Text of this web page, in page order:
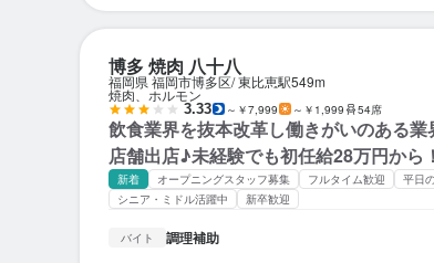
博多 焼肉 八十八
福岡県 福岡市博多区 東比恵駅549m
焼肉、ホルモン
3.33 ～￥7,999 ～￥1,999 54席
飲食業界を抜本改革し働きがいのある
店舗出店♪未経験でも初任給28万円から！
新着 オープニングスタッフ募集 フルタイム歓迎 平日
シニア・ミドル活躍中
新卒歓迎
バイト 調理補助